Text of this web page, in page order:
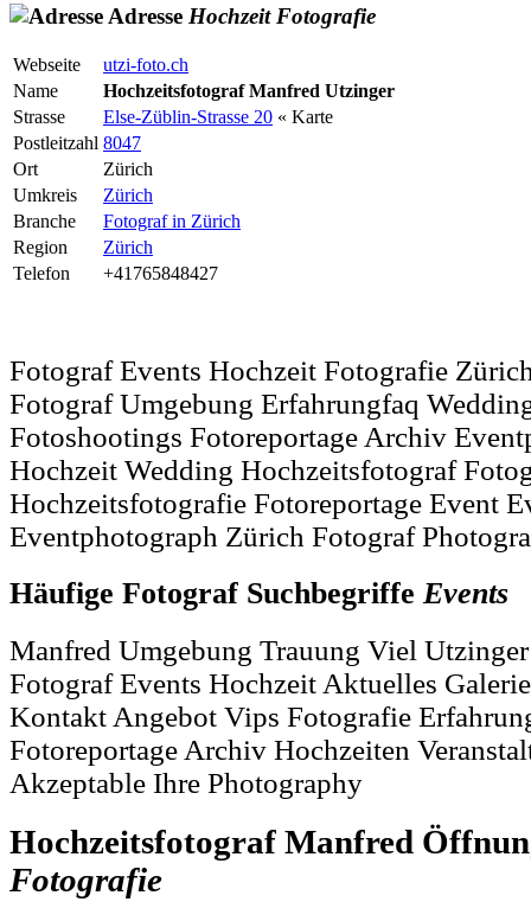
Adresse Hochzeit Fotografie
Webseite
utzi-foto.ch
Name
Hochzeitsfotograf Manfred Utzinger
Strasse
Else-Züblin-Strasse 20 « Karte
Postleitzahl 8047
Ort
Zürich
Umkreis
Zürich
Branche
Fotograf in Zürich
Region
Zürich
Telefon
+41765848427
Fotograf Events Hochzeit Fotografie
Fotograf Umgebung Erfahrungfaq
Fotoshootings Fotoreportage Archiv
Hochzeit Wedding Hochzeitsfotograf
Hochzeitsfotografie Fotoreportage Event
Eventphotograph Zürich Fotograf
Häufige Fotograf SuchbegriffeEvents
Manfred Umgebung Trauung Viel
Fotograf Events Hochzeit Aktuelles
Kontakt Angebot Vips Fotografie
Fotoreportage Archiv Hochzeiten
Akzeptable Ihre Photography
Hochzeitsfotograf Manfred
Fotografie